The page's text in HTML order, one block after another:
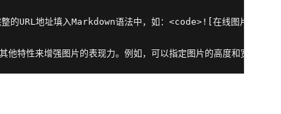
的URL地址填入Markdown语法中，如：<code>![在线图片